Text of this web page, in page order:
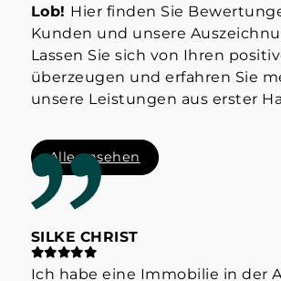
Lob! Hier finden Sie
Kunden und unsere
Lassen Sie sich von Ihren
überzeugen und erfahren Sie
unsere Leistungen aus erster
Alle ansehen
SILKE CHRIST
Ich habe eine Immobilie in der